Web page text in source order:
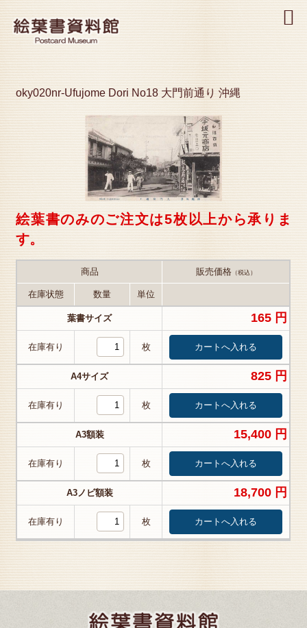
oky020nr-Ufujome Dori No18 大門前通り 沖縄
絵葉書のみのご注文は5枚以上から承りま
す。
商品 販売価格（税込）
在庫状態 数量 単位
葉書サイズ 165 円
在庫有り 枚
A4サイズ 825 円
在庫有り 枚
A3額装 15,400 円
在庫有り 枚
A3ノビ額装 18,700 円
在庫有り 枚